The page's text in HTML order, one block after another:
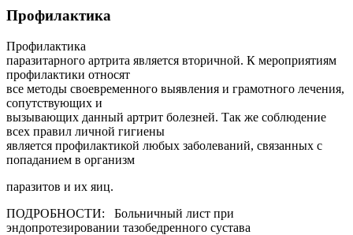
Профилактика
Профилактика
паразитарного артрита является вторичной. К мероприятиям
профилактики относят
все методы своевременного выявления и грамотного лечения,
сопутствующих и
вызывающих данный артрит болезней. Так же соблюдение
всех правил личной гигиены
является профилактикой любых заболеваний, связанных с
попаданием в организм
паразитов и их яиц.
ПОДРОБНОСТИ: Больничный лист при
эндопротезировании тазобедренного сустава